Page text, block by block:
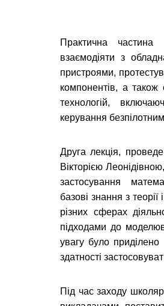
Практична частина
взаємодіяти з
пристроями,
компонентів, а
технологій,
керування
Друга лекція,
Вікторією
застосування
базові знання з теорії
різних сферах
підходами до
увагу було приділено
здатності
Під час заходу